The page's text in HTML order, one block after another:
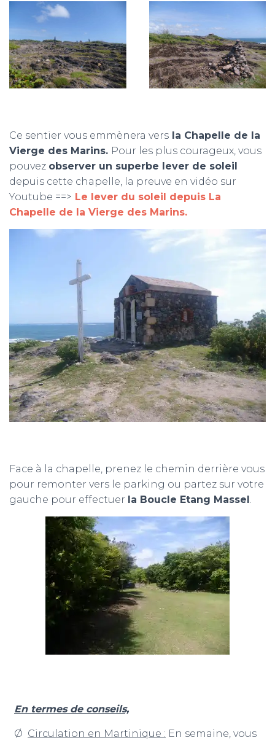
Ce sentier vous emmènera vers la Chapelle de la
Vierge des Marins. Pour les plus courageux, vous
pouvez observer un superbe lever de soleil
depuis cette chapelle, la preuve en vidéo sur
Youtube ==> Le lever du soleil depuis La
Chapelle de la Vierge des Marins.
Face à la chapelle, prenez le chemin derrière vous
pour remonter vers le parking ou partez sur votre
gauche pour effectuer la Boucle Etang Massel
En termes de conseils,
Ø Circulation en Martinique : En semaine, vous